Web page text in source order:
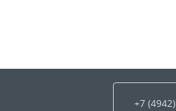
+7 (4942)